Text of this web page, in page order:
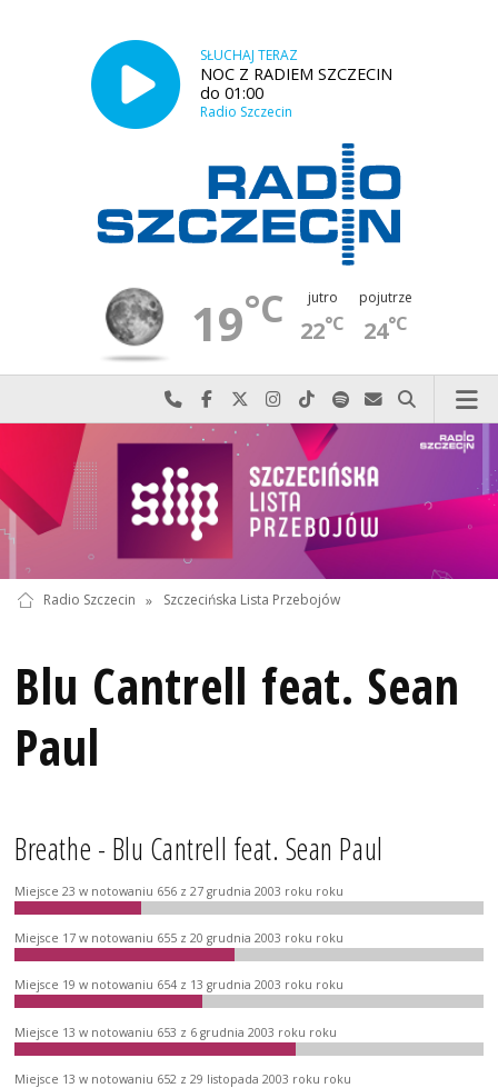
SŁUCHAJ TERAZ
NOC Z RADIEM SZCZECIN
do 01:00
Radio Szczecin
19°C jutro
22°C
pojutrze
24°C
Najlepiej po prostu do nas zadzwoń
Odwiedź nas na Facebook-u
Odwiedź nas na X
Odwiedź nas na Instagram-ie
Odwiedź nas na TikTok-u
Szukaj nas na Spotify
Wyślij do nas
Szukaj
Radio Szczecin » Szczecińska Lista Przebojów
Blu Cantrell feat. Sean
Paul
Breathe - Blu Cantrell feat. Sean Paul
Miejsce 23 w notowaniu 656 z 27 grudnia 2003 roku roku
Miejsce 17 w notowaniu 655 z 20 grudnia 2003 roku roku
Miejsce 19 w notowaniu 654 z 13 grudnia 2003 roku roku
Miejsce 13 w notowaniu 653 z 6 grudnia 2003 roku roku
Miejsce 13 w notowaniu 652 z 29 listopada 2003 roku roku